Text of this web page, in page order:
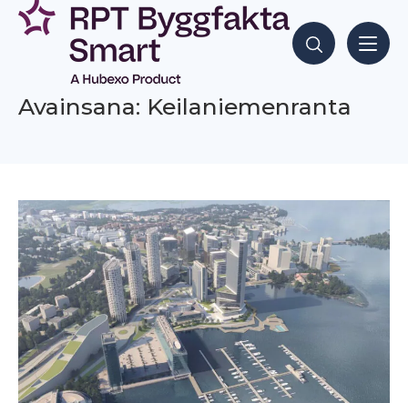
Siirry
sisältöön
Hae sisältöjä
Avainsana: Keilaniemenranta